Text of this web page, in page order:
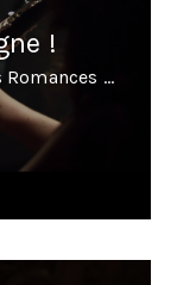
!
...